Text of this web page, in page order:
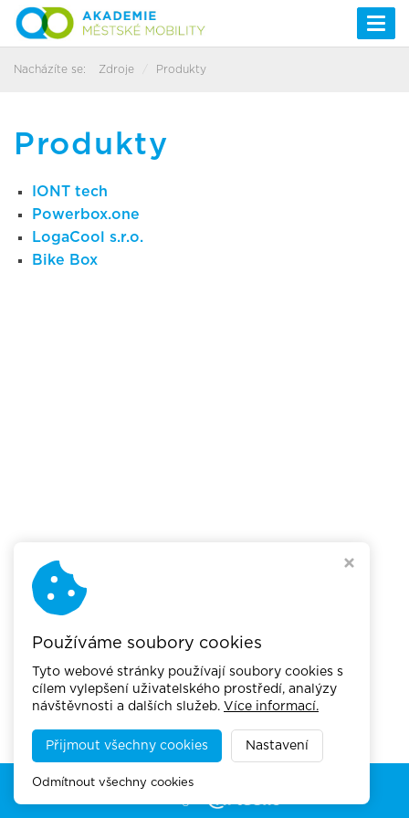
Nacházíte se: Zdroje Produkty
Produkty
IONT tech
Powerbox.one
LogaCool s.r.o.
Bike Box
Copyright © 2026, Akademie městské mobility
Používáme soubory cookies
Tyto webové stránky používají soubory cookies s
cílem vylepšení uživatelského prostředí, analýzy
návštěvnosti a dalších služeb. Více informací.
Přijmout všechny cookies Nastavení
Odmítnout všechny cookies